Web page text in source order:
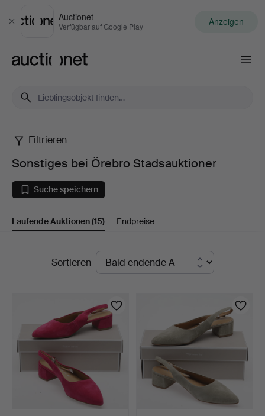
Schließen
Auctionet
Verfügbar auf Google Play Anzeigen
Sonstiges
bei
Örebro
Stadsauktioner
Filtrieren
Sonstiges bei Örebro Stadsauktioner
Suche speichern
Laufende Auktionen(15) Endpreise
LaufendeSortieren